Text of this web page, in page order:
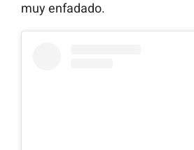
muy enfadado.